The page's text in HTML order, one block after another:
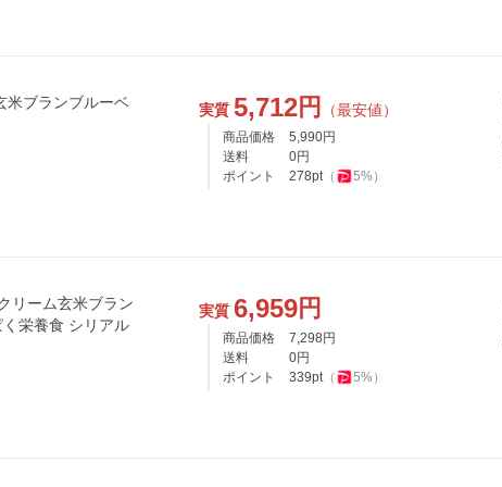
実質 5,712円 （最安値）
商品価格 5,990円
送料
0円
ポイント
278pt（ 5%）
リーム玄米ブラン
栄養食 シリアル
実質 6,959円
商品価格 7,298 円
送料
0円
ポイント
339pt（ 5%）